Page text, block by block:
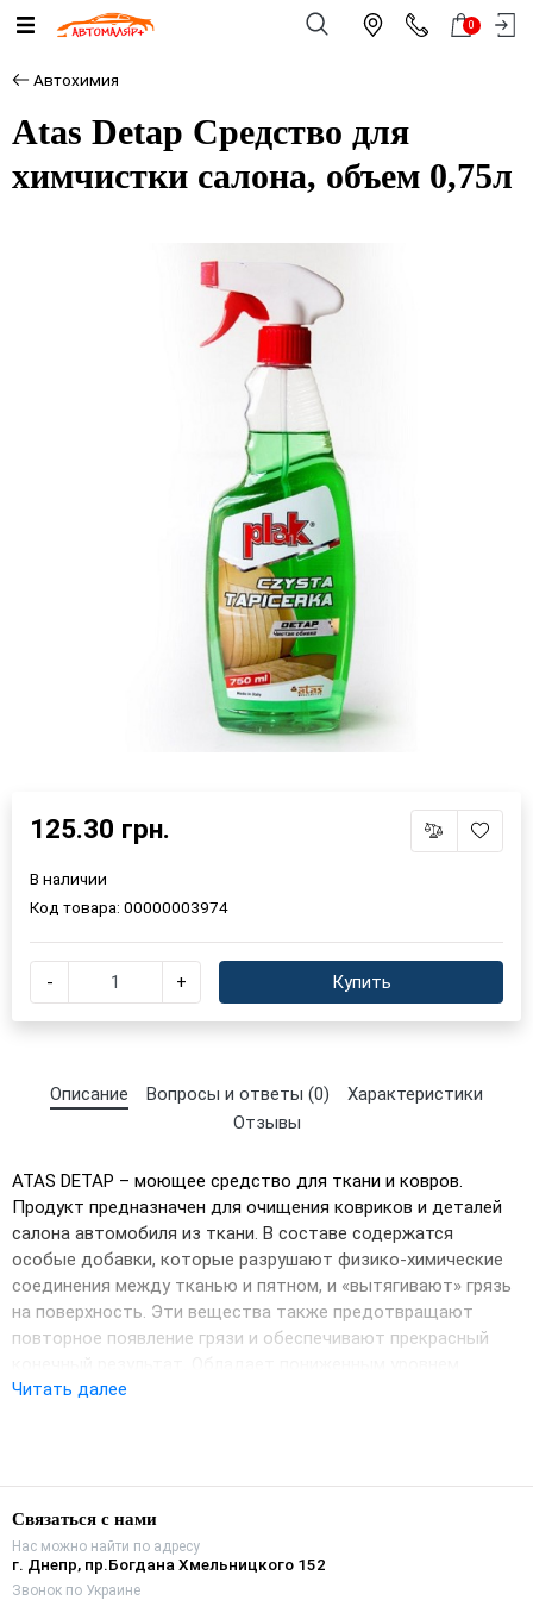
0
Автохимия
Atas Detap Средство для
химчистки салона, объем 0,75л
Выберите язык магазина
RU
Описание Вопросы и ответы (0)
Характеристики
Отзывы
ATAS DETAP – моющее средство для ткани и ковров.
Продукт предназначен для очищения ковриков и деталей
салона автомобиля из ткани. В составе содержатся
особые добавки, которые разрушают физико-химические
соединения между тканью и пятном, и «вытягивают» грязь
на поверхность. Эти вещества также предотвращают
повторное появление грязи и обеспечивают прекрасный
пенообразования и подходит для применения как в
пропитывания ткани, и удалить грязь подходящей по
размеру насадкой. При ручной чистке растворить и нанести
продукт, как описано выше, удалить грязь щеткой,
Читать далее
125.30 грн.
В наличии
Код товара: 00000003974
- + Купить
Связаться с нами
Нас можно найти по адресу
г. Днепр, пр.Богдана Хмельницкого 152
Звонок по Украине